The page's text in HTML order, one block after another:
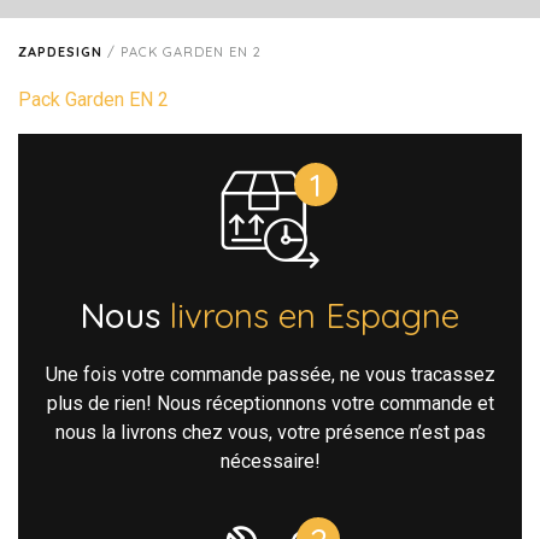
ZAPDESIGN / PACK GARDEN EN 2
Pack Garden EN 2
Nous livrons en Espagne
Une fois votre commande passée, ne vous tracassez
plus de rien! Nous réceptionnons votre commande et
nous la livrons chez vous, votre présence n’est pas
nécessaire!